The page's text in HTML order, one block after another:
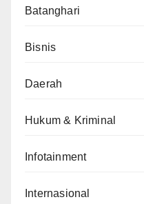
Batanghari
Bisnis
Daerah
Hukum & Kriminal
Infotainment
Internasional